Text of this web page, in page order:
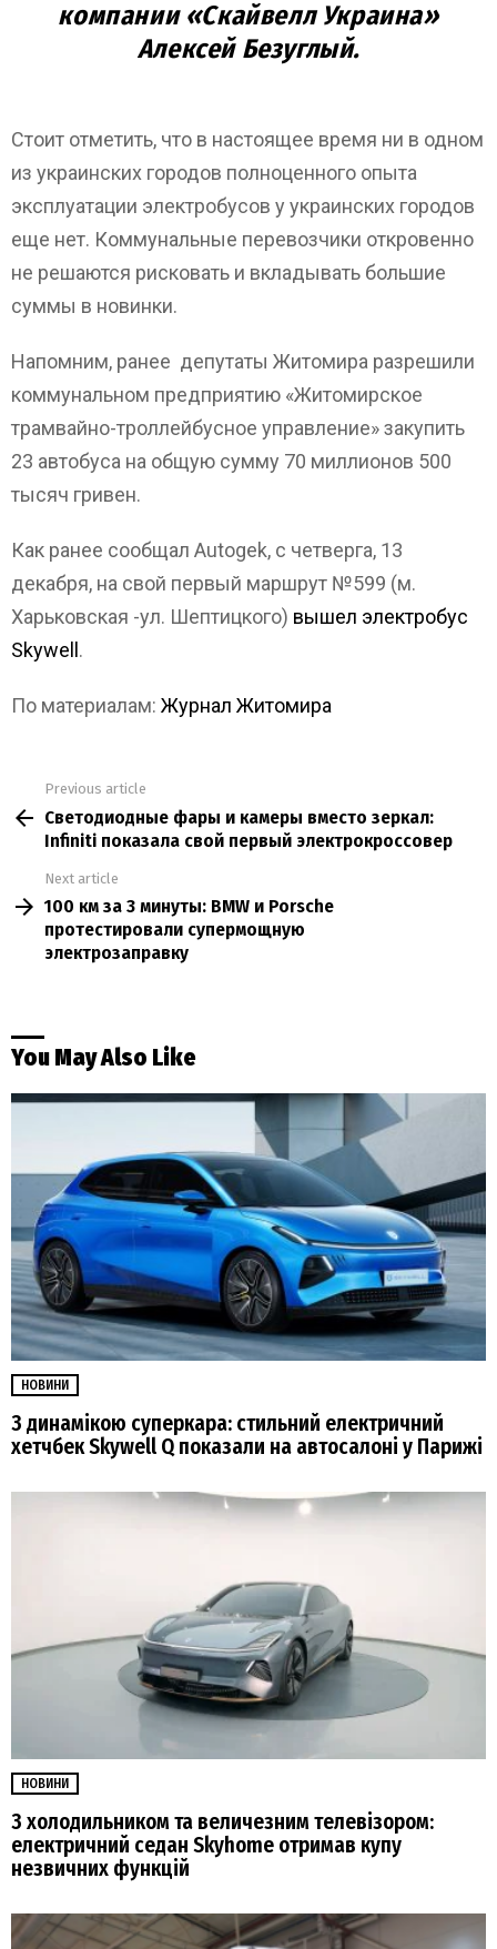
компании «Скайвелл Украина»
Алексей Безуглый.
Стоит отметить, что в настоящее время ни в одном
из украинских городов полноценного опыта
эксплуатации электробусов у украинских городов
еще нет. Коммунальные перевозчики откровенно
не решаются рисковать и вкладывать большие
суммы в новинки.
Напомним, ранее депутаты Житомира разрешили
коммунальном предприятию «Житомирское
трамвайно-троллейбусное управление» закупить
23 автобуса на общую сумму 70 миллионов 500
тысяч гривен.
Как ранее сообщал Autogek, c четверга, 13
декабря, на свой первый маршрут №599 (м.
Харьковская -ул. Шептицкого) вышел электробус
Skywell .
По материалам: Журнал Житомира
more
Previous article
Светодиодные фары и камеры вместо зеркал:
Infiniti показала свой первый электрокроссовер
Next article
100 км за 3 минуты: BMW и Porsche
протестировали супермощную
электрозаправку
You May Also Like
НОВИНИ
З динамікою суперкара: стильний електричний
хетчбек Skywell Q показали на автосалоні у Парижі
НОВИНИ
З холодильником та величезним телевізором:
електричний седан Skyhome отримав купу
незвичних функцій